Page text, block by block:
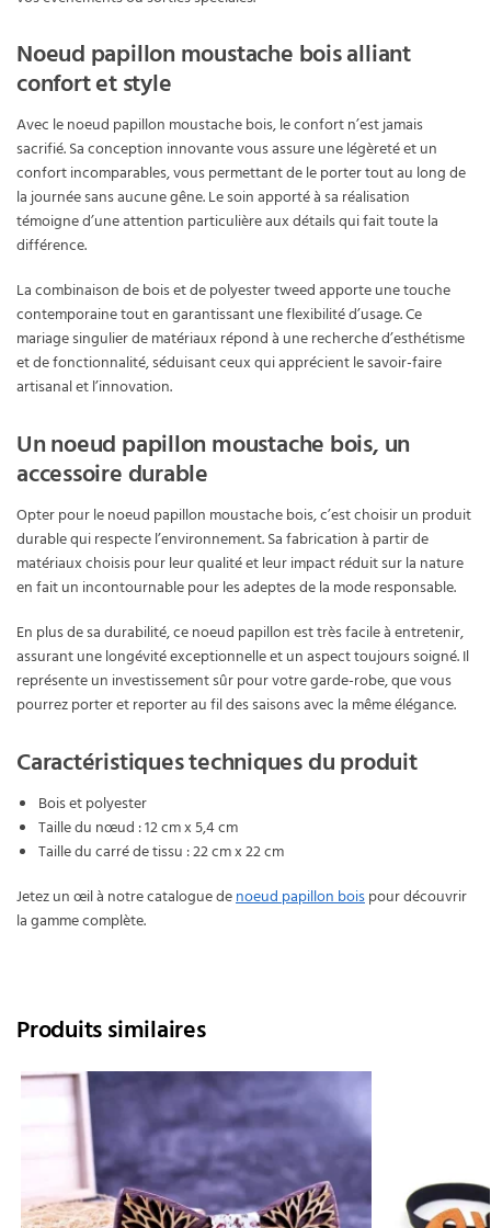
Noeud papillon moustache bois alliant
confort et style
Avec le noeud papillon moustache bois, le confort n’est jamais
sacrifié. Sa conception innovante vous assure une légèreté et un
confort incomparables, vous permettant de le porter tout au long de
la journée sans aucune gêne. Le soin apporté à sa réalisation
témoigne d’une attention particulière aux détails qui fait toute la
différence.
La combinaison de bois et de polyester tweed apporte une touche
contemporaine tout en garantissant une flexibilité d’usage. Ce
mariage singulier de matériaux répond à une recherche d’esthétisme
et de fonctionnalité, séduisant ceux qui apprécient le savoir-faire
artisanal et l’innovation.
Un noeud papillon moustache bois, un
accessoire durable
Opter pour le noeud papillon moustache bois, c’est choisir un produit
durable qui respecte l’environnement. Sa fabrication à partir de
matériaux choisis pour leur qualité et leur impact réduit sur la nature
en fait un incontournable pour les adeptes de la mode responsable.
En plus de sa durabilité, ce noeud papillon est très facile à entretenir,
assurant une longévité exceptionnelle et un aspect toujours soigné. Il
représente un investissement sûr pour votre garde-robe, que vous
pourrez porter et reporter au fil des saisons avec la même élégance.
Caractéristiques techniques du produit
Bois et polyester
Taille du nœud : 12 cm x 5,4 cm
Taille du carré de tissu : 22 cm x 22 cm
Jetez un œil à notre catalogue denoeud papillon boispour découvrir
la gamme complète.
Produits similaires